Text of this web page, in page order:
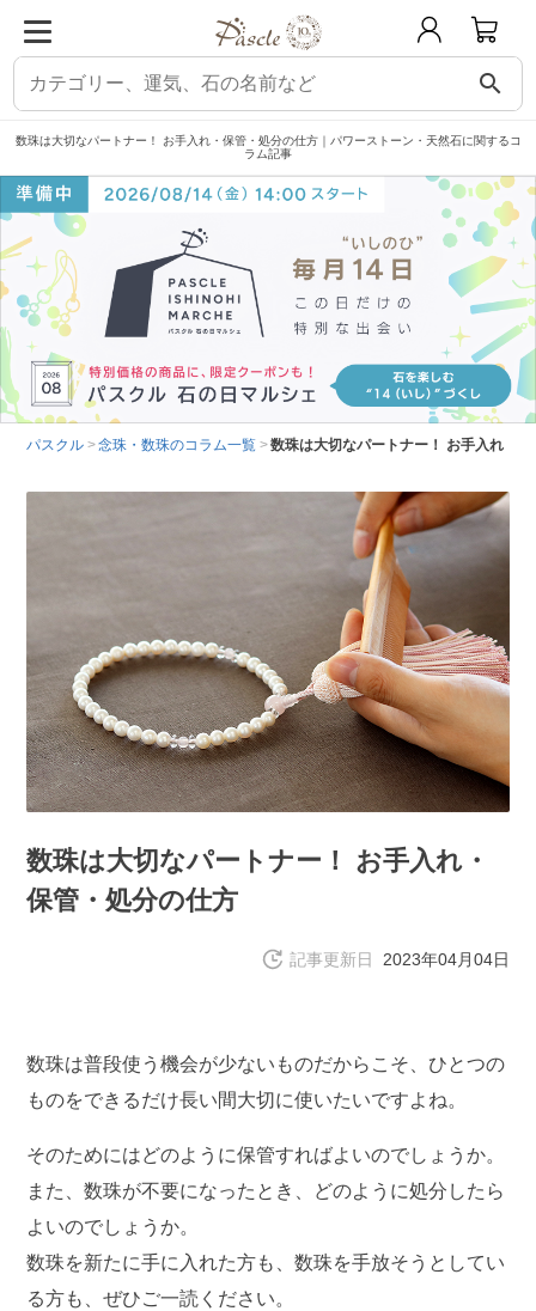
search
数珠は大切なパートナー！ お手入れ・保管・処分の仕方｜パワーストーン・天然石に関するコ
ラム記事
パスクル 念珠・数珠のコラム一覧 数珠は大切なパートナー！ お手入れ・
数珠は大切なパートナー！ お手入れ・
保管・処分の仕方
記事更新日 2023年04月04日
数珠は普段使う機会が少ないものだからこそ、ひとつの
ものをできるだけ長い間大切に使いたいですよね。
そのためにはどのように保管すればよいのでしょうか。
また、数珠が不要になったとき、どのように処分したら
よいのでしょうか。
数珠を新たに手に入れた方も、数珠を手放そうとしてい
る方も、ぜひご一読ください。